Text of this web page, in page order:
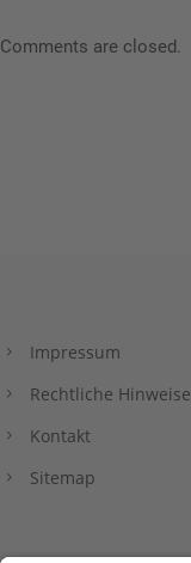
Comments are closed.
Impressum
Rechtliche Hinweise
Kontakt
Sitemap